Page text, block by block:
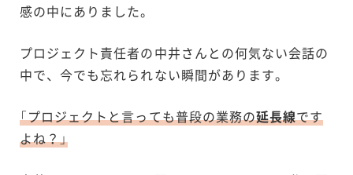
感の中にありました。
プロジェクト責任者の中井さんとの何気ない会話の
中で、今でも忘れられない瞬間があります。
「プロジェクトと言っても普段の業務の延長線です
よね？」